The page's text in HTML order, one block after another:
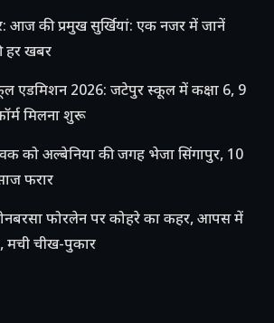
आज की प्रमुख सुर्खियां: एक नजर में जानें
हर खबर
एडमिशन 2026: जटेपुर स्कूल में कक्षा 6, 9
मिलना शुरू
को अल्बेनिया की जगह भेजा सिंगापुर, 10
फरार
फोरलेन पर कोहरे का कहर, आपस में
मची चीख-पुकार